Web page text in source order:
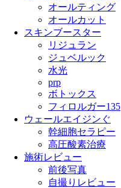
オールティング
オールカット
スキンブースター
リジュラン
ジュベルック
水光
prp
ボトックス
フィロルガー135
ウェールエイジンぐ
幹細胞セラピー
高圧酸素治療
施術レビュー
前後写真
自撮りレビュー